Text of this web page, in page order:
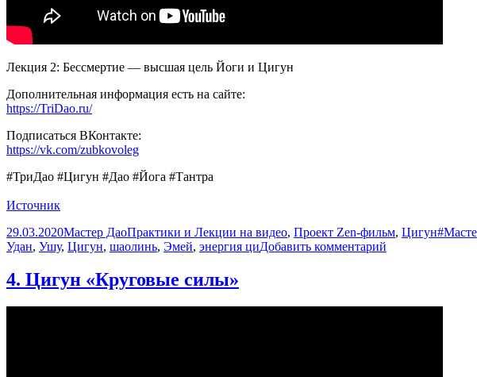
Лекция 2: Бессмертие — высшая цель Йоги и Цигун
Дополнительная информация есть на сайте:
https://TriDao.ru/
Подписаться ВКонтакте:
https://vk.com/zubkovoleg
#ТриДао #Цигун #Дао #Йога #Тантра
Источник
Опубликовано
29.03.2020Автор
Мастер ДаоРубрики
Практики и Лекции на видео, Проект Zen-фильм, ЦигунМетки
Удан, Ушу, Цигун, шаолинь, Эмей, энергия циДобавить комментарий
4. Цигун «Круговые силы»